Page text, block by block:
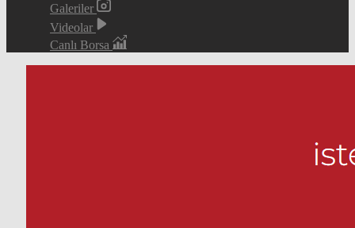
Galeriler
Videolar
Canlı Borsa